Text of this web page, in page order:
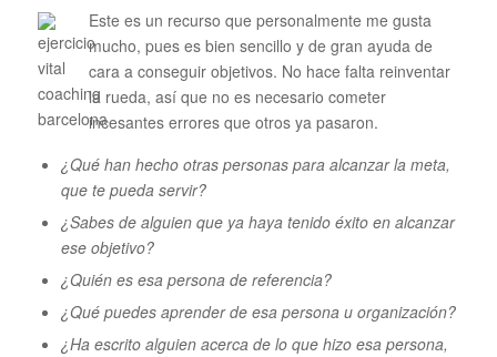
Este es un recurso que personalmente me gusta
mucho, pues es bien sencillo y de gran ayuda de
cara a conseguir objetivos. No hace falta reinventar
la rueda, así que no es necesario cometer
incesantes errores que otros ya pasaron.
¿Qué han hecho otras personas para alcanzar la meta,
que te pueda servir?
¿Sabes de alguien que ya haya tenido éxito en alcanzar
ese objetivo?
¿Quién es esa persona de referencia?
¿Qué puedes aprender de esa persona u organización?
¿Ha escrito alguien acerca de lo que hizo esa persona,